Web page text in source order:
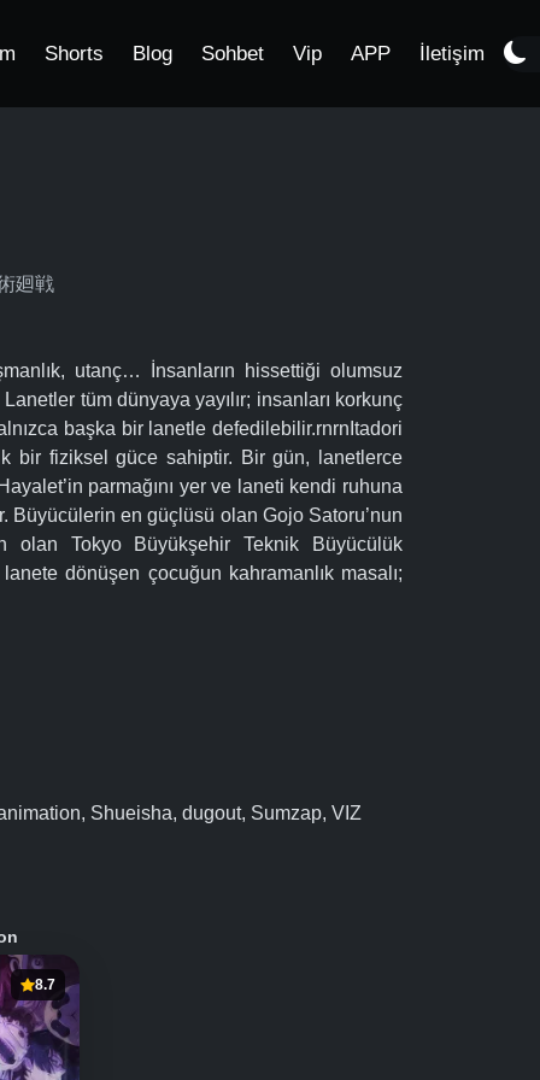
Shorts Blog Sohbet Vip APP İletişim
廻戦
utanç… İnsanların hissettiği olumsuz
tüm dünyaya yayılır; insanları korkunç
başka bir lanetle defedilebilir.rnrnItadori
bir fiziksel güce sahiptir. Bir gün, lanetlerce
parmağını yer ve laneti kendi ruhuna
Büyücülerin en güçlüsü olan Gojo Satoru’nun
olan Tokyo Büyükşehir Teknik Büyücülük
dönüşen çocuğun kahramanlık masalı;
Shueisha, dugout, Sumzap, VIZ
8.7